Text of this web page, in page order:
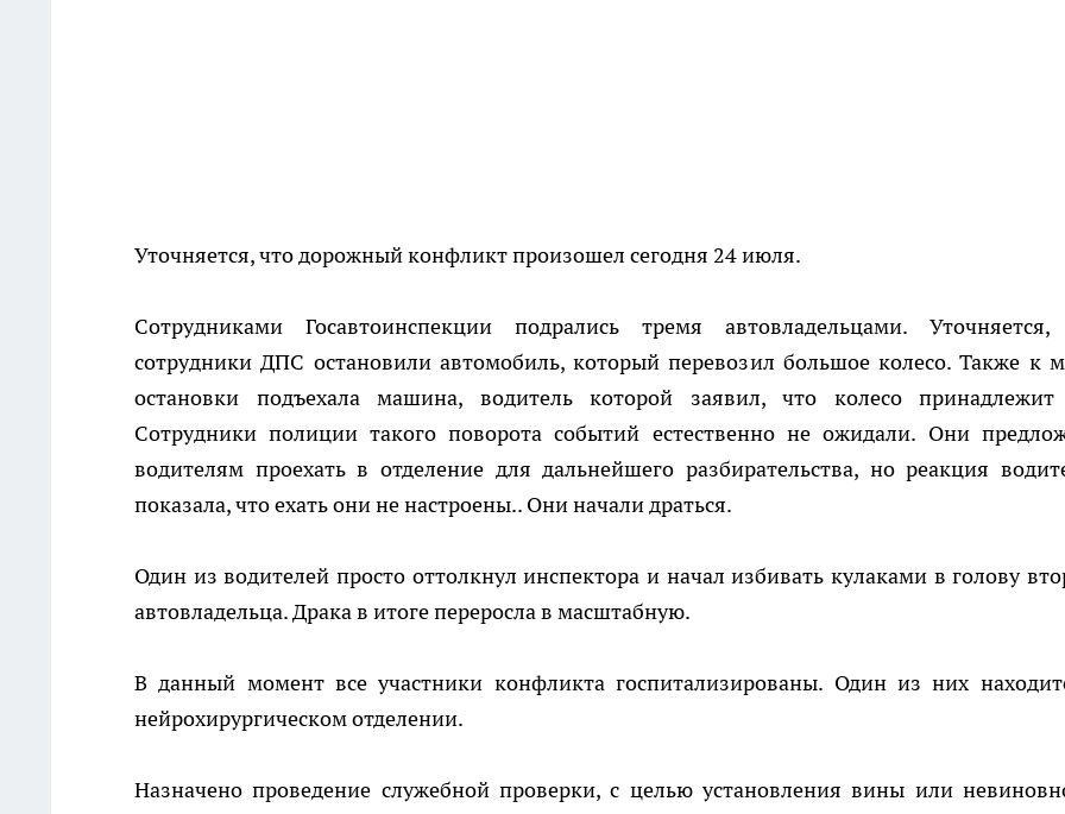
Уточняется, что дорожный конфликт произошел сегодня 24 июля.
Сотрудниками Госавтоинспекции подрались тремя автовладельцами.
сотрудники ДПС остановили автомобиль, который перевозил большое колесо. Также к
остановки подъехала машина, водитель которой заявил, что колесо
Сотрудники полиции такого поворота событий естественно не ожидали. Они
водителям проехать в отделение для дальнейшего разбирательства, но реакция
показала, что ехать они не настроены.. Они начали драться.
Один из водителей просто оттолкнул инспектора и начал избивать кулаками в голову
автовладельца. Драка в итоге переросла в масштабную.
В данный момент все участники конфликта госпитализированы. Один из них
нейрохирургическом отделении.
Назначено проведение служебной проверки, с целью установления вины или